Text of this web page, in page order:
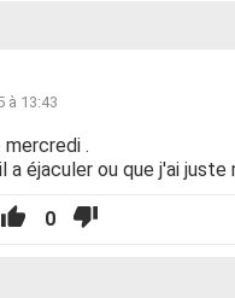
à 13:43
.
a éjaculer ou que j'ai juste
0